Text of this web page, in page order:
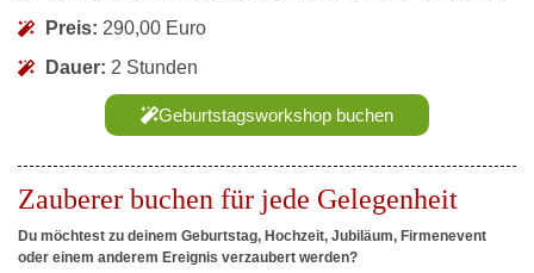
Preis: 290,00 Euro
Dauer: 2 Stunden
Geburtstagsworkshop buchen
Zauberer buchen für jede Gelegenheit
Du möchtest zu deinem Geburtstag, Hochzeit, Jubiläum, Firmenevent
oder einem anderem Ereignis verzaubert werden?